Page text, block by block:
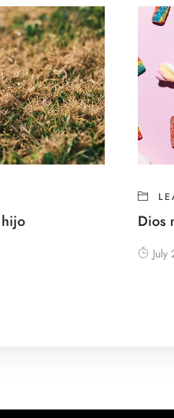
Dios
July